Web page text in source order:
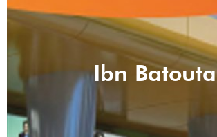
Ibn Batouta